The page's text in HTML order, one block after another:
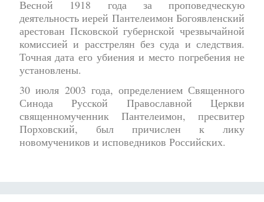
Весной 1918 года за проповедческую
деятельность иерей Пантелеимон Богоявленский
арестован Псковской губернской чрезвычайной
комиссией и расстрелян без суда и следствия.
Точная дата его убиения и место погребения не
установлены.
30 июля 2003 года, определением Священного
Синода Русской Православной Церкви
священномученник Пантелеимон, пресвитер
Порховский, был причислен к лику
новомучеников и исповедников Российских.